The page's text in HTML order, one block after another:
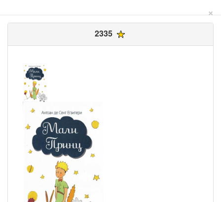
×
2335